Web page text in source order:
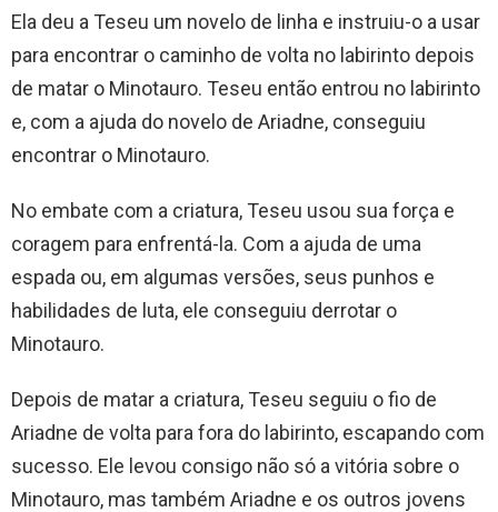
Ela deu a Teseu um novelo de linha e instruiu-o a usar
para encontrar o caminho de volta no labirinto depois
de matar o Minotauro. Teseu então entrou no labirinto
e, com a ajuda do novelo de Ariadne, conseguiu
encontrar o Minotauro.
No embate com a criatura, Teseu usou sua força e
coragem para enfrentá-la. Com a ajuda de uma
espada ou, em algumas versões, seus punhos e
habilidades de luta, ele conseguiu derrotar o
Minotauro.
Depois de matar a criatura, Teseu seguiu o fio de
Ariadne de volta para fora do labirinto, escapando com
sucesso. Ele levou consigo não só a vitória sobre o
Minotauro, mas também Ariadne e os outros jovens